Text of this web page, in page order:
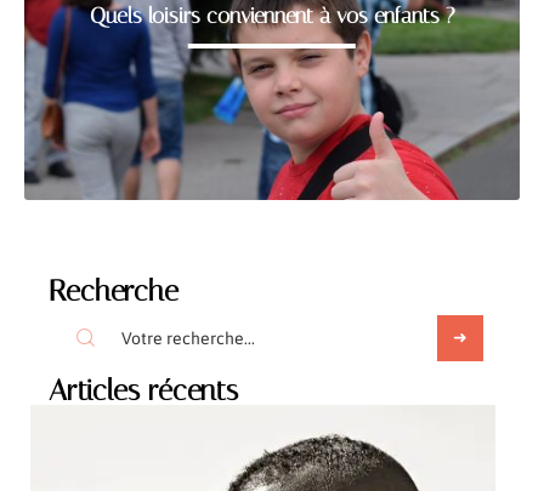
Quels loisirs conviennent à vos enfants ?
Recherche
Articles récents